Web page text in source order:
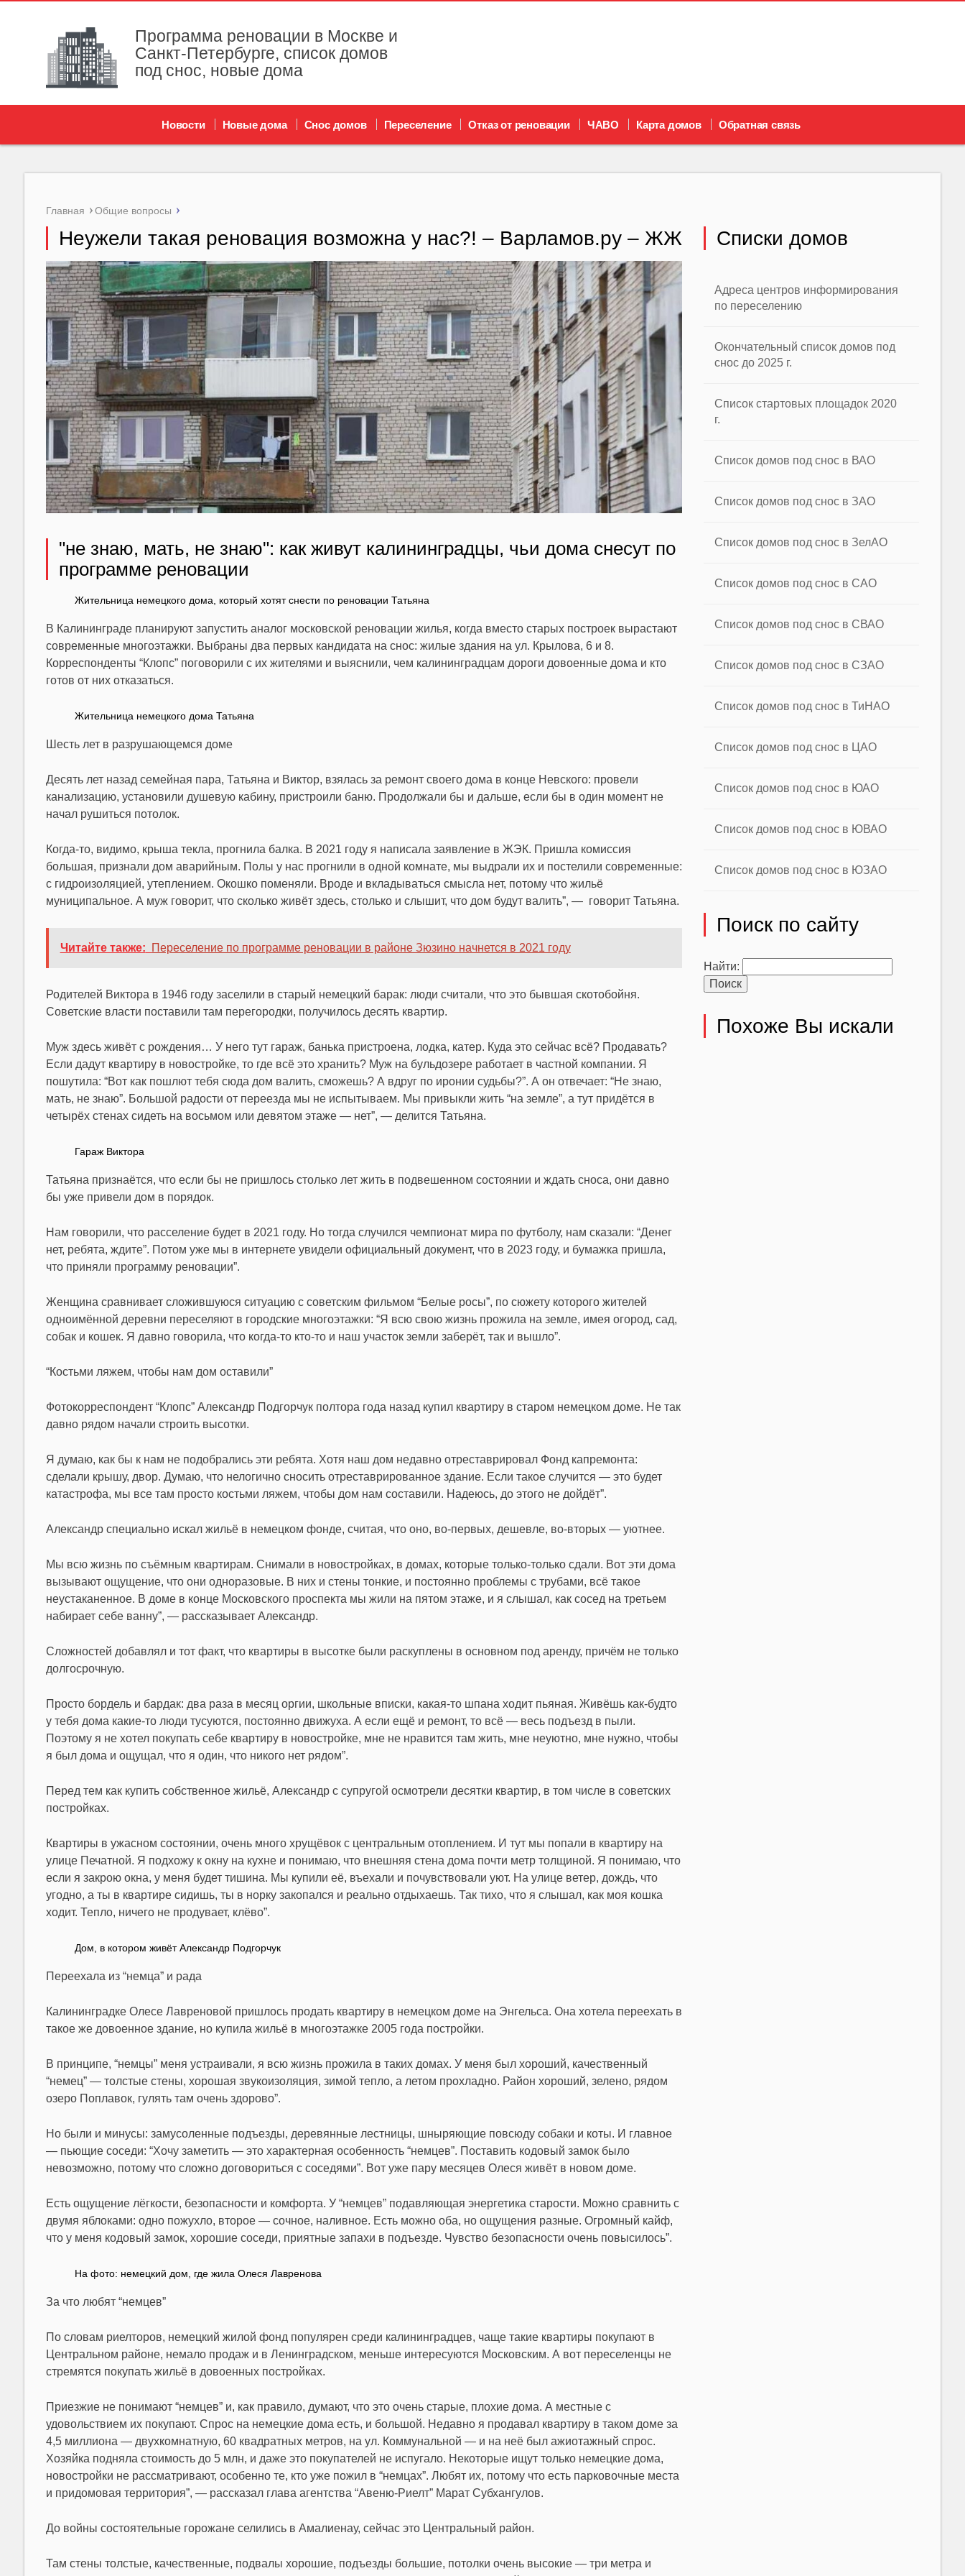
Программа реновации в Москве и
Санкт-Петербурге, список домов
под снос, новые дома
Новости Новые дома Снос домов Переселение Отказ от реновации ЧАВО Карта домов Обратная связь
Главная Общие вопросы
Неужели такая реновация возможна у нас?! – Варламов.ру – ЖЖ
"не знаю, мать, не знаю": как живут калининградцы, чьи дома снесут по
программе реновации
Жительница немецкого дома, который хотят снести по реновации Татьяна
В Калининграде планируют запустить аналог московской реновации жилья, когда вместо старых построек вырастают
современные многоэтажки. Выбраны два первых кандидата на снос: жилые здания на ул. Крылова, 6 и 8.
Корреспонденты “Клопс” поговорили с их жителями и выяснили, чем калининградцам дороги довоенные дома и кто
готов от них отказаться.
Жительница немецкого дома Татьяна
Шесть лет в разрушающемся доме
Десять лет назад семейная пара, Татьяна и Виктор, взялась за ремонт своего дома в конце Невского: провели
канализацию, установили душевую кабину, пристроили баню. Продолжали бы и дальше, если бы в один момент не
начал рушиться потолок.
Когда-то, видимо, крыша текла, прогнила балка. В 2021 году я написала заявление в ЖЭК. Пришла комиссия
большая, признали дом аварийным. Полы у нас прогнили в одной комнате, мы выдрали их и постелили современные:
с гидроизоляцией, утеплением. Окошко поменяли. Вроде и вкладываться смысла нет, потому что жильё
муниципальное. А муж говорит, что сколько живёт здесь, столько и слышит, что дом будут валить”, — говорит Татьяна.
Читайте также: Переселение по программе реновации в районе Зюзино начнется в 2021 году
Родителей Виктора в 1946 году заселили в старый немецкий барак: люди считали, что это бывшая скотобойня.
Советские власти поставили там перегородки, получилось десять квартир.
Муж здесь живёт с рождения… У него тут гараж, банька пристроена, лодка, катер. Куда это сейчас всё? Продавать?
Если дадут квартиру в новостройке, то где всё это хранить? Муж на бульдозере работает в частной компании. Я
пошутила: “Вот как пошлют тебя сюда дом валить, сможешь? А вдруг по иронии судьбы?”. А он отвечает: “Не знаю,
мать, не знаю”. Большой радости от переезда мы не испытываем. Мы привыкли жить “на земле”, а тут придётся в
четырёх стенах сидеть на восьмом или девятом этаже — нет”, — делится Татьяна.
Гараж Виктора
Татьяна признаётся, что если бы не пришлось столько лет жить в подвешенном состоянии и ждать сноса, они давно
бы уже привели дом в порядок.
Нам говорили, что расселение будет в 2021 году. Но тогда случился чемпионат мира по футболу, нам сказали: “Денег
нет, ребята, ждите”. Потом уже мы в интернете увидели официальный документ, что в 2023 году, и бумажка пришла,
что приняли программу реновации”.
Женщина сравнивает сложившуюся ситуацию с советским фильмом “Белые росы”, по сюжету которого жителей
одноимённой деревни переселяют в городские многоэтажки: “Я всю свою жизнь прожила на земле, имея огород, сад,
собак и кошек. Я давно говорила, что когда-то кто-то и наш участок земли заберёт, так и вышло”.
“Костьми ляжем, чтобы нам дом оставили”
Фотокорреспондент “Клопс” Александр Подгорчук полтора года назад купил квартиру в старом немецком доме. Не так
давно рядом начали строить высотки.
Я думаю, как бы к нам не подобрались эти ребята. Хотя наш дом недавно отреставрировал Фонд капремонта:
сделали крышу, двор. Думаю, что нелогично сносить отреставрированное здание. Если такое случится — это будет
катастрофа, мы все там просто костьми ляжем, чтобы дом нам составили. Надеюсь, до этого не дойдёт”.
Александр специально искал жильё в немецком фонде, считая, что оно, во-первых, дешевле, во-вторых — уютнее.
Мы всю жизнь по съёмным квартирам. Снимали в новостройках, в домах, которые только-только сдали. Вот эти дома
вызывают ощущение, что они одноразовые. В них и стены тонкие, и постоянно проблемы с трубами, всё такое
неустаканенное. В доме в конце Московского проспекта мы жили на пятом этаже, и я слышал, как сосед на третьем
набирает себе ванну”, — рассказывает Александр.
Сложностей добавлял и тот факт, что квартиры в высотке были раскуплены в основном под аренду, причём не только
долгосрочную.
Просто бордель и бардак: два раза в месяц оргии, школьные вписки, какая-то шпана ходит пьяная. Живёшь как-будто
у тебя дома какие-то люди тусуются, постоянно движуха. А если ещё и ремонт, то всё — весь подъезд в пыли.
Поэтому я не хотел покупать себе квартиру в новостройке, мне не нравится там жить, мне неуютно, мне нужно, чтобы
я был дома и ощущал, что я один, что никого нет рядом”.
Перед тем как купить собственное жильё, Александр с супругой осмотрели десятки квартир, в том числе в советских
постройках.
Квартиры в ужасном состоянии, очень много хрущёвок с центральным отоплением. И тут мы попали в квартиру на
улице Печатной. Я подхожу к окну на кухне и понимаю, что внешняя стена дома почти метр толщиной. Я понимаю, что
если я закрою окна, у меня будет тишина. Мы купили её, въехали и почувствовали уют. На улице ветер, дождь, что
угодно, а ты в квартире сидишь, ты в норку закопался и реально отдыхаешь. Так тихо, что я слышал, как моя кошка
ходит. Тепло, ничего не продувает, клёво”.
Дом, в котором живёт Александр Подгорчук
Переехала из “немца” и рада
Калининградке Олесе Лавреновой пришлось продать квартиру в немецком доме на Энгельса. Она хотела переехать в
такое же довоенное здание, но купила жильё в многоэтажке 2005 года постройки.
В принципе, “немцы” меня устраивали, я всю жизнь прожила в таких домах. У меня был хороший, качественный
“немец” — толстые стены, хорошая звукоизоляция, зимой тепло, а летом прохладно. Район хороший, зелено, рядом
озеро Поплавок, гулять там очень здорово”.
Но были и минусы: замусоленные подъезды, деревянные лестницы, шныряющие повсюду собаки и коты. И главное
— пьющие соседи: “Хочу заметить — это характерная особенность “немцев”. Поставить кодовый замок было
невозможно, потому что сложно договориться с соседями”. Вот уже пару месяцев Олеся живёт в новом доме.
Есть ощущение лёгкости, безопасности и комфорта. У “немцев” подавляющая энергетика старости. Можно сравнить с
двумя яблоками: одно пожухло, второе — сочное, наливное. Есть можно оба, но ощущения разные. Огромный кайф,
что у меня кодовый замок, хорошие соседи, приятные запахи в подъезде. Чувство безопасности очень повысилось”.
На фото: немецкий дом, где жила Олеся Лавренова
За что любят “немцев”
По словам риелторов, немецкий жилой фонд популярен среди калининградцев, чаще такие квартиры покупают в
Центральном районе, немало продаж и в Ленинградском, меньше интересуются Московским. А вот переселенцы не
стремятся покупать жильё в довоенных постройках.
Приезжие не понимают “немцев” и, как правило, думают, что это очень старые, плохие дома. А местные с
удовольствием их покупают. Спрос на немецкие дома есть, и большой. Недавно я продавал квартиру в таком доме за
4,5 миллиона — двухкомнатную, 60 квадратных метров, на ул. Коммунальной — и на неё был ажиотажный спрос.
Хозяйка подняла стоимость до 5 млн, и даже это покупателей не испугало. Некоторые ищут только немецкие дома,
новостройки не рассматривают, особенно те, кто уже пожил в “немцах”. Любят их, потому что есть парковочные места
и придомовая территория”, — рассказал глава агентства “Авеню-Риелт” Марат Субхангулов.
До войны состоятельные горожане селились в Амалиенау, сейчас это Центральный район.
Там стены толстые, качественные, подвалы хорошие, подъезды большие, потолки очень высокие — три метра и
Списки домов
Адреса центров информирования
по переселению
Окончательный список домов под
снос до 2025 г.
Список стартовых площадок 2020
г.
Список домов под снос в ВАО
Список домов под снос в ЗАО
Список домов под снос в ЗелАО
Список домов под снос в САО
Список домов под снос в СВАО
Список домов под снос в СЗАО
Список домов под снос в ТиНАО
Список домов под снос в ЦАО
Список домов под снос в ЮАО
Список домов под снос в ЮВАО
Список домов под снос в ЮЗАО
Поиск по сайту
Найти:
Похоже Вы искали